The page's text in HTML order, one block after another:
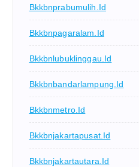
Bkkbnprabumulih.id
Bkkbnpagaralam.id
Bkkbnlubuklinggau.id
Bkkbnbandarlampung.id
Bkkbnmetro.id
Bkkbnjakartapusat.id
Bkkbnjakartautara.id